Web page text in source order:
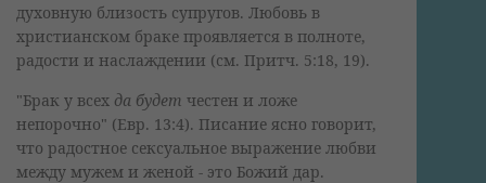
духовную близость супругов. Любовь в
христианском браке проявляется в полноте,
радости и наслаждении (см. Притч. 5:18, 19).
"Брак у всех да будет честен и ложе
непорочно" (Евр. 13:4). Писание ясно говорит,
что радостное сексуальное выражение любви
между мужем и женой - это Божий дар.